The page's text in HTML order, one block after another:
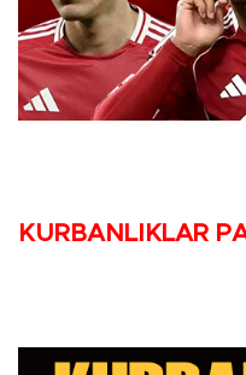
KURBANLIKLAR